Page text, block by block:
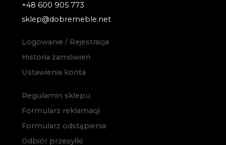
+48 600 905 773
sklep@dobremeble.net
Logowanie / Rejestracja
Historia zamówień
Ustawienia konta
Regulamin sklepu
Formularz reklamacji
Formularz odstąpienia
Odbiór przesyłki